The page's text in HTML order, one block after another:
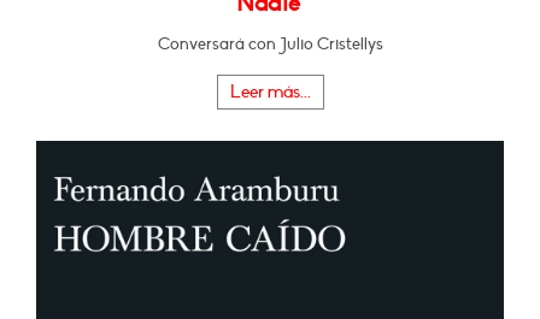
Conversará con Julio Cristellys
Leer más...